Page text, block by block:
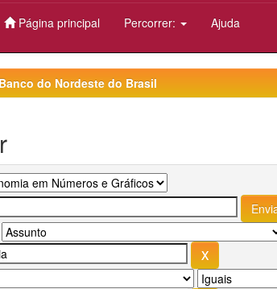
Página principal Percorrer: Ajuda
do Nordeste do Brasil